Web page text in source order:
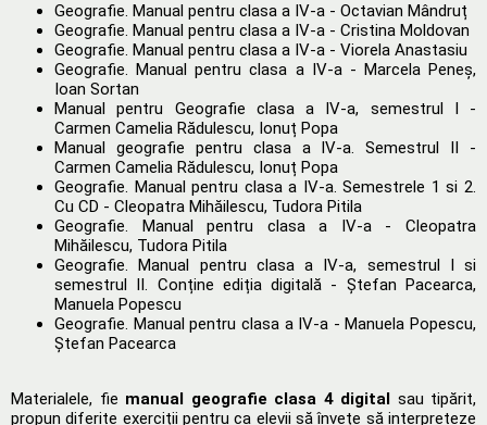
Geografie. Manual pentru clasa a IV-a - Octavian Mândruț
Geografie. Manual pentru clasa a IV-a - Cristina Moldovan
Geografie. Manual pentru clasa a IV-a - Viorela Anastasiu
Geografie. Manual pentru clasa a IV-a - Marcela Peneș,
Ioan Sortan
Manual pentru Geografie clasa a IV-a, semestrul I -
Carmen Camelia Rădulescu, Ionuț Popa
Manual geografie pentru clasa a IV-a. Semestrul II -
Carmen Camelia Rădulescu, Ionuț Popa
Geografie. Manual pentru clasa a IV-a. Semestrele 1 si 2.
Cu CD - Cleopatra Mihăilescu, Tudora Pitila
Geografie. Manual pentru clasa a IV-a - Cleopatra
Mihăilescu, Tudora Pitila
Geografie. Manual pentru clasa a IV-a, semestrul I si
semestrul II. Conține ediția digitală - Ștefan Pacearca,
Manuela Popescu
Geografie. Manual pentru clasa a IV-a - Manuela Popescu,
Ștefan Pacearca
Materialele, fie manual geografie clasa 4 digital sau tipărit,
propun diferite exerciții pentru ca elevii să învețe să interpreteze